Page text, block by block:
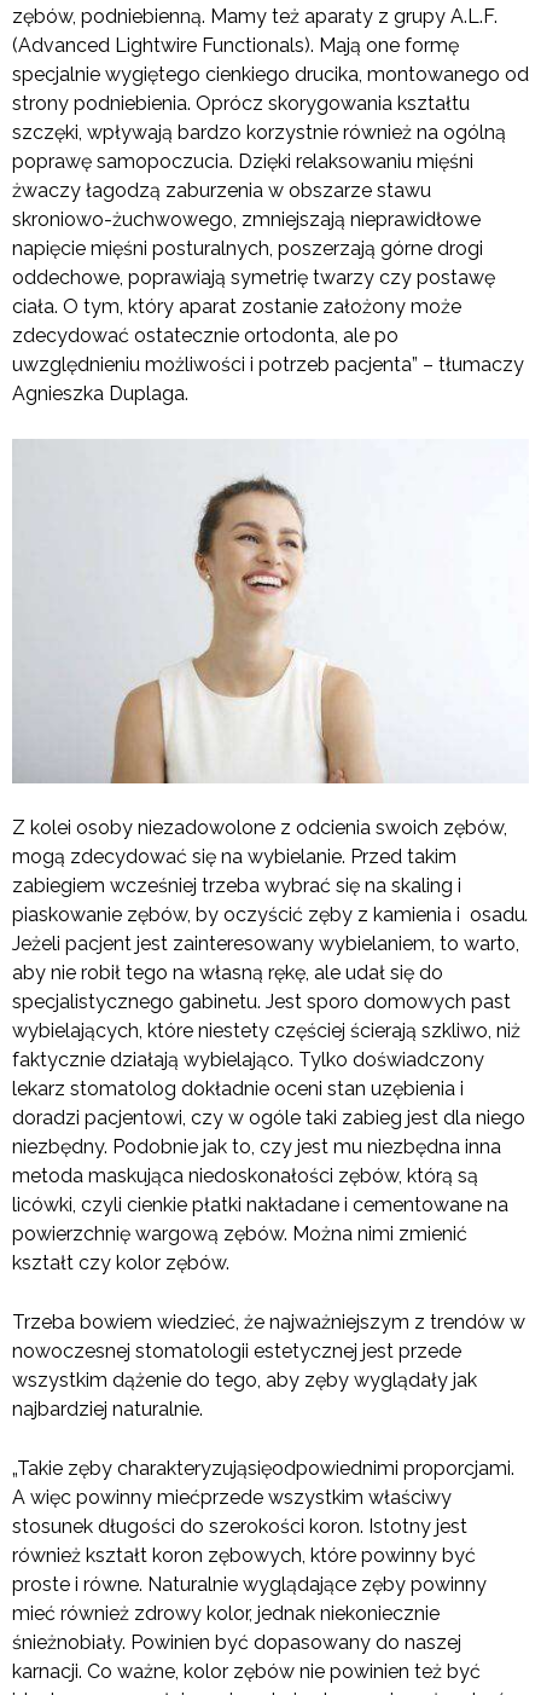
zębów, podniebienną. Mamy też aparaty z grupy A.L.F.
(Advanced Lightwire Functionals). Mają one formę
specjalnie wygiętego cienkiego drucika, montowanego od
strony podniebienia. Oprócz skorygowania kształtu
szczęki, wpływają bardzo korzystnie również na ogólną
poprawę samopoczucia. Dzięki relaksowaniu mięśni
żwaczy łagodzą zaburzenia w obszarze stawu
skroniowo-żuchwowego, zmniejszają nieprawidłowe
napięcie mięśni posturalnych, poszerzają górne drogi
oddechowe, poprawiają symetrię twarzy czy postawę
ciała. O tym, który aparat zostanie założony może
zdecydować ostatecznie ortodonta, ale po
uwzględnieniu możliwości i potrzeb pacjenta” – tłumaczy
Agnieszka Duplaga.
Z kolei osoby niezadowolone z odcienia swoich zębów,
mogą zdecydować się na wybielanie. Przed takim
zabiegiem wcześniej trzeba wybrać się na skaling i
piaskowanie zębów, by oczyścić zęby z kamienia i osadu.
Jeżeli pacjent jest zainteresowany wybielaniem, to warto,
aby nie robił tego na własną rękę, ale udał się do
specjalistycznego gabinetu. Jest sporo domowych past
wybielających, które niestety częściej ścierają szkliwo, niż
faktycznie działają wybielająco. Tylko doświadczony
lekarz stomatolog dokładnie oceni stan uzębienia i
doradzi pacjentowi, czy w ogóle taki zabieg jest dla niego
niezbędny. Podobnie jak to, czy jest mu niezbędna inna
metoda maskująca niedoskonałości zębów, którą są
licówki, czyli cienkie płatki nakładane i cementowane na
powierzchnię wargową zębów. Można nimi zmienić
kształt czy kolor zębów.
Trzeba bowiem wiedzieć, że najważniejszym z trendów w
nowoczesnej stomatologii estetycznej jest przede
wszystkim dążenie do tego, aby zęby wyglądały jak
najbardziej naturalnie.
„Takie zęby charakteryzująsięodpowiednimi proporcjami.
A więc powinny miećprzede wszystkim właściwy
stosunek długości do szerokości koron. Istotny jest
również kształt koron zębowych, które powinny być
proste i równe. Naturalnie wyglądające zęby powinny
mieć również zdrowy kolor, jednak niekoniecznie
śnieżnobiały. Powinien być dopasowany do naszej
karnacji. Co ważne, kolor zębów nie powinien też być